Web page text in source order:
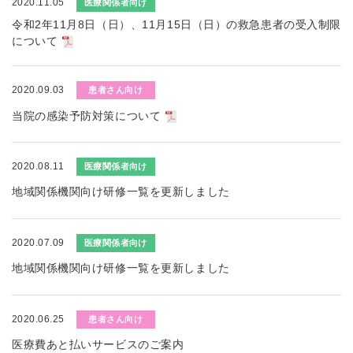
2020.11.05 医療関係者向け
令和2年11月8日（日）、11月15日（日）の救急患者の受入制限
について
2020.09.03 患者さん向け
当院の感染予防対策について
2020.08.11 医療関係者向け
地域関係機関向け研修一覧を更新しました
2020.07.09 医療関係者向け
地域関係機関向け研修一覧を更新しました
2020.06.25 患者さん向け
医療費あと払いサービスのご案内